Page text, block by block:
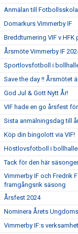
Anmälan till
Domarkurs Vimmerby IF
Breddturnering VIF v HFK
Årsmöte Vimmerby IF
Sportlovsfotboll i
Save the day !! Årsmötet
God Jul & Gott Nytt År!
VIF hade en go årsfest
Sista anmälningsdag till
Köp din bingolott via VIF!
Höstlovsfotboll i
Tack för den här
Vimmerby IF och Fredrik
framgångsrik säsong
Årsfest 2024
Nominera Årets
Vimmerby IF:s verksamhet